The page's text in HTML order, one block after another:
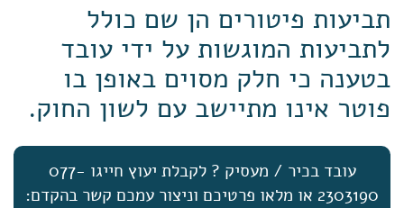
תביעות פיטורים הן שם כולל
לתביעות המוגשות על ידי עובד
בטענה כי חלק מסוים באופן בו
פוטר אינו מתיישב עם לשון החוק.
עובד בכיר / מעסיק ? לקבלת יעוץ חייגו 077-
2303190 או מלאו פרטיכם וניצור עמכם קשר בהקדם: